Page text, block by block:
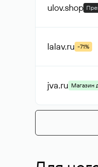
ulov.shop
lalav.ru -71%
jva.ru Магазин